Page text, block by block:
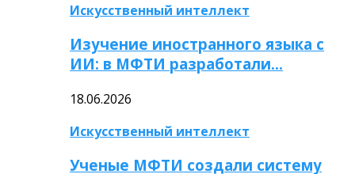
Искусственный интеллект
Изучение иностранного языка с
ИИ: в МФТИ разработали…
18.06.2026
Искусственный интеллект
Ученые МФТИ создали систему